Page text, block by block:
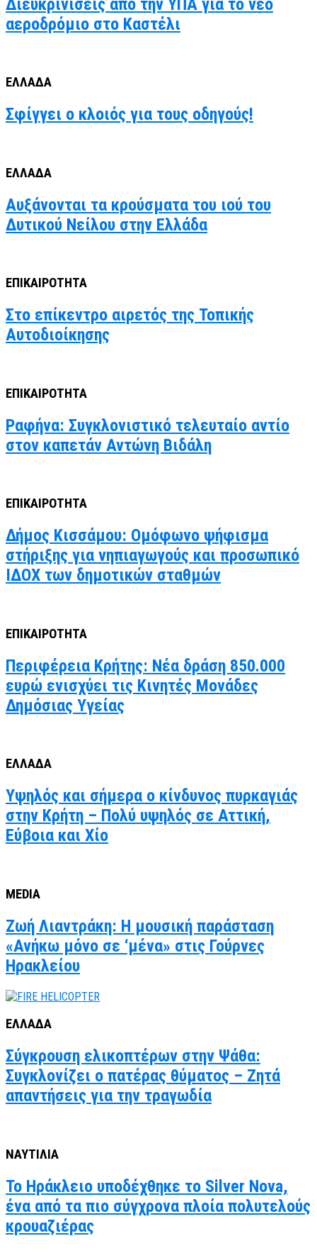
αεροδρόμιο στο Καστέλι
ΕΛΛΑΔΑ
Σφίγγει ο κλοιός για τους οδηγούς!
ΕΛΛΑΔΑ
Αυξάνονται τα κρούσματα του ιού του
Δυτικού Νείλου στην Ελλάδα
ΕΠΙΚΑΙΡΟΤΗΤΑ
Στο επίκεντρο αιρετός της Τοπικής
Αυτοδιοίκησης
ΕΠΙΚΑΙΡΟΤΗΤΑ
Ραφήνα: Συγκλονιστικό τελευταίο αντίο
στον καπετάν Αντώνη Βιδάλη
ΕΠΙΚΑΙΡΟΤΗΤΑ
Δήμος Κισσάμου: Ομόφωνο ψήφισμα
στήριξης για νηπιαγωγούς και προσωπικό
ΙΔΟΧ των δημοτικών σταθμών
ΕΠΙΚΑΙΡΟΤΗΤΑ
Περιφέρεια Κρήτης: Νέα δράση 850.000
ευρώ ενισχύει τις Κινητές Μονάδες
Δημόσιας Υγείας
ΕΛΛΑΔΑ
Υψηλός και σήμερα ο κίνδυνος πυρκαγιάς
στην Κρήτη – Πολύ υψηλός σε Αττική,
Εύβοια και Χίο
MEDIA
Ζωή Λιαντράκη: Η μουσική παράσταση
«Ανήκω μόνο σε ‘μένα» στις Γούρνες
Ηρακλείου
ΕΛΛΑΔΑ
Σύγκρουση ελικοπτέρων στην Ψάθα:
Συγκλονίζει ο πατέρας θύματος – Ζητά
απαντήσεις για την τραγωδία
ΝΑΥΤΙΛΙΑ
Το Ηράκλειο υποδέχθηκε το Silver Nova,
ένα από τα πιο σύγχρονα πλοία πολυτελούς
κρουαζιέρας